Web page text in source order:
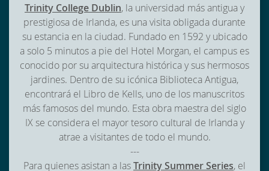
Trinity College Dublin, la universidad más antigua y
prestigiosa de Irlanda, es una visita obligada durante
su estancia en la ciudad. Fundado en 1592 y ubicado
a solo 5 minutos a pie del Hotel Morgan, el campus es
conocido por su arquitectura histórica y sus hermosos
jardines. Dentro de su icónica Biblioteca Antigua,
encontrará el Libro de Kells, uno de los manuscritos
más famosos del mundo. Esta obra maestra del siglo
IX se considera el mayor tesoro cultural de Irlanda y
atrae a visitantes de todo el mundo.
---
Para quienes asistan a lasTrinity Summer Series, el